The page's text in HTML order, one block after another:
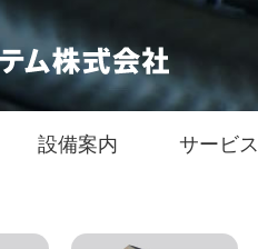
設備案内 サービス